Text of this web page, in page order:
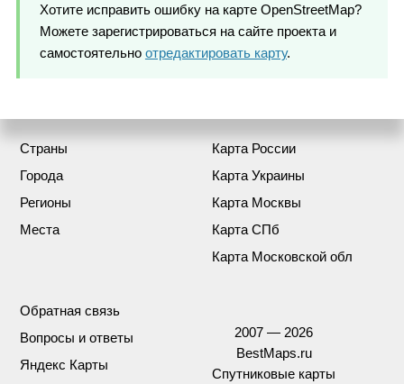
Хотите исправить ошибку на карте OpenStreetMap?
Можете зарегистрироваться на сайте проекта и
самостоятельно отредактировать карту.
Страны
Города
Регионы
Места
Карта России
Карта Украины
Карта Москвы
Карта СПб
Карта Московской обл
Обратная связь
Вопросы и ответы
Яндекс Карты
2007 — 2026
BestMaps.ru
Спутниковые карты